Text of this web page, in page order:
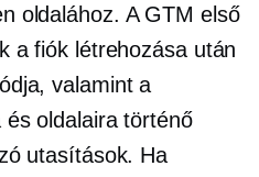
oldalához. A GTM első
a fiók létrehozása után
valamint a
és oldalaira történő
utasítások. Ha